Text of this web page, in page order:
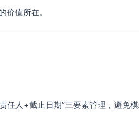
价值所在。
任人+截止日期”三要素管理，避免